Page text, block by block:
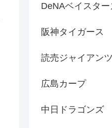
DeNAベイスター
阪神タイガース
読売ジャイアンツ
広島カープ
中日ドラゴンズ